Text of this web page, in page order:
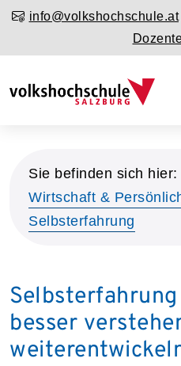
info@volkshochschule.at
Sie befinden sich hier:
Wirtschaft &
Selbsterfahrung
besser